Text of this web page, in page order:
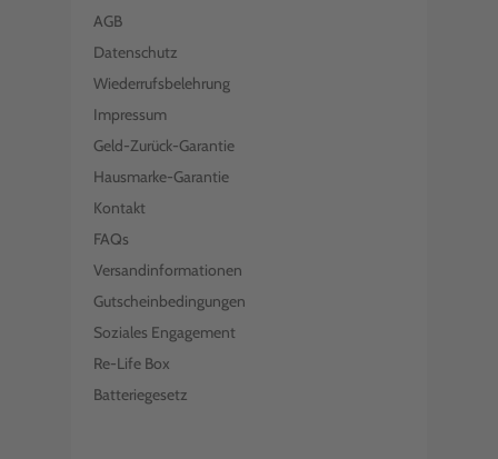
€ 159,00
LEXMARK TONER 70C2HM0 702HM
€ 210,99 inkl. MwSt. zzgl. Versand
LEXMARK DEVELOPER UNIT 70C0D10
700D1 SCHWARZ
AGB
Datenschutz
Wiederrufsbelehrung
Impressum
Geld-Zurück-Garantie
Hausmarke-Garantie
Kontakt
FAQs
Versandinformationen
Gutscheinbedingungen
Soziales Engagement
Re-Life Box
Batteriegesetz